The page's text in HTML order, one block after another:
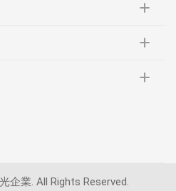
企業. All Rights Reserved.